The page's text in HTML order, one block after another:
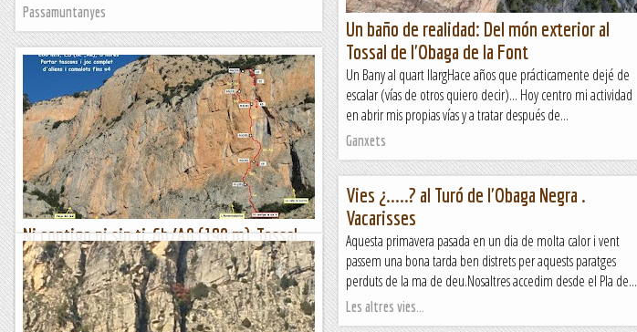
Passamuntanyes
Un baño de realidad: Del món exterior al
Tossal de l'Obaga de la Font
Un Bany al quart llargHace años que prácticamente dejé de
escalar (vías de otros quiero decir)... Hoy centro mi actividad
en abrir mis propias vías y a tratar después de...
Ganxets
Ni contigo ni sin ti, 6b/A0 (190 m), Tossal
de l'Obaga de la Font, Peramola
Tremenda via que trobareu piulada per tot arreu, però no
per això, deixa de ser excel·lent. Potser més domesticada
que d'altres de la paret, també et fa escalar, però amb...
Vies ¿.....? al Turó de l'Obaga Negra .
Vacarisses
Aquesta primavera pasada en un dia de molta calor i vent
passem una bona tarda ben distrets per aquests paratges
perduts de la ma de deu.Nosaltres accedim desde el Pla de...
Les altres vies...